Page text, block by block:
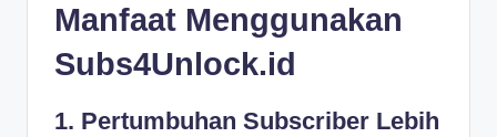
Manfaat Menggunakan
Subs4Unlock.id
1. Pertumbuhan Subscriber Lebih